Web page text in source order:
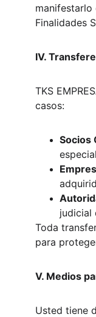
Finalidades
IV.
TKS
casos:
Socios
judicial
Toda
para
V. Medios
Usted tiene